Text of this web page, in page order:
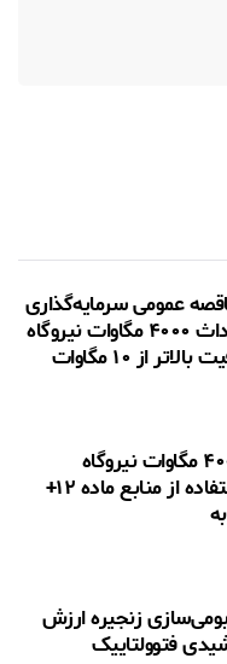
عمومی سرمایه‌گذاری
در پروژه های احداث ۴۰۰۰ مگاوات نیروگاه
از ۱۰ مگاوات
مجوز “احداث ۴۰۰۰ مگاوات نیروگاه
خورشیدی” با استفاده از منابع ماده ۱۲+
زنجیره ارزش
فتوولتاییک